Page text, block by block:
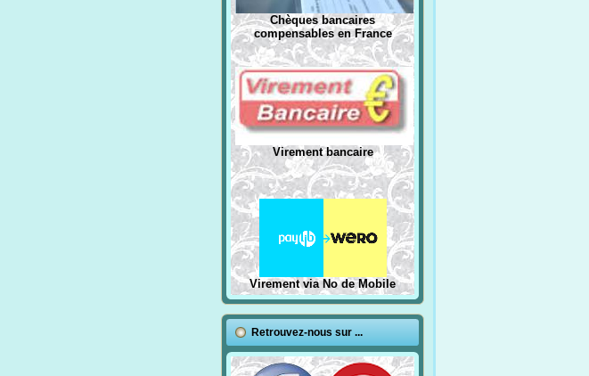
Chèques bancaires
compensables en France
Virement bancaire
Virement via No de Mobile
Retrouvez-nous sur ...